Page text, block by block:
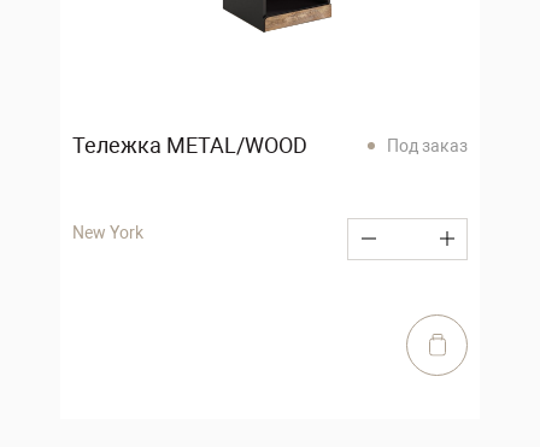
Тележка METAL/WOOD Под заказ
New York